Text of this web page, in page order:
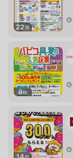
22枚
8枚
14枚